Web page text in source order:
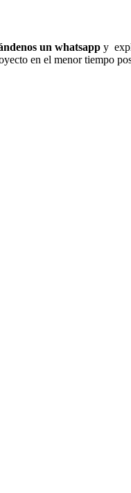
un whatsapp y
en el menor tiempo